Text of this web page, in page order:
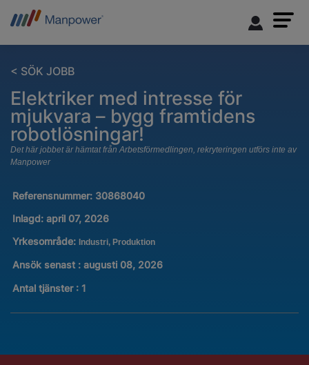
< SÖK JOBB
Elektriker med intresse för
mjukvara – bygg framtidens
robotlösningar!
Det här jobbet är hämtat från Arbetsförmedlingen, rekryteringen utförs inte av
Manpower
Referensnummer: 30868040
Inlagd: april 07, 2026
Yrkesområde: Industri, Produktion
Ansök senast : augusti 08, 2026
Antal tjänster : 1